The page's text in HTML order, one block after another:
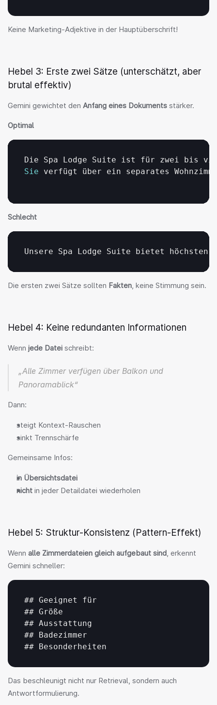
Keine Marketing-Adjektive in der Hauptüberschrift!
Hebel 3: Erste zwei Sätze (unterschätzt, aber
brutal effektiv)
Gemini gewichtet den Anfang eines Dokuments stärker.
Optimal
Die Spa Lodge Suite ist für zwei bis
Sie
verfügt über ein separates
Schlecht
Unsere Spa Lodge Suite bietet höchsten
Die ersten zwei Sätze sollten Fakten, keine Stimmung sein.
Hebel 4: Keine redundanten Informationen
Wenn jede Datei schreibt:
„Alle Zimmer verfügen über Balkon und
Panoramablick“
Dann:
steigt Kontext-Rauschen
sinkt Trennschärfe
Gemeinsame Infos:
in Übersichtsdatei
nicht in jeder Detaildatei wiederholen
Hebel 5: Struktur-Konsistenz (Pattern-Effekt)
Wenn alle Zimmerdateien gleich aufgebaut sind, erkennt
Gemini schneller:
## Geeignet für
## Größe
## Ausstattung
## Badezimmer
## Besonderheiten
Das beschleunigt nicht nur Retrieval, sondern auch
Antwortformulierung.